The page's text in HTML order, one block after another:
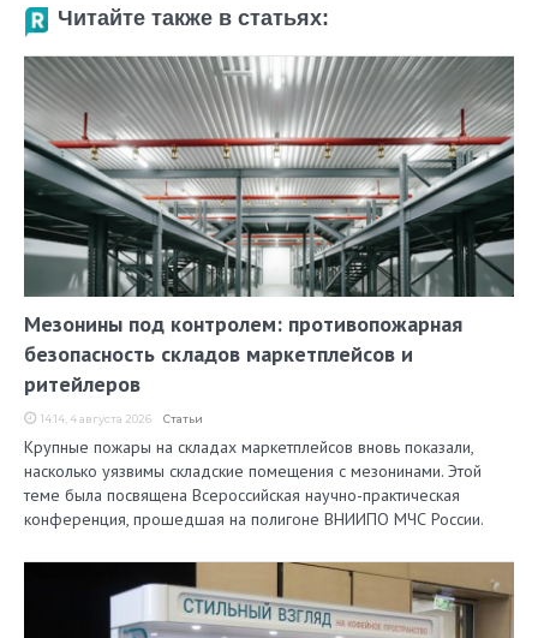
Читайте также в статьях:
Мезонины под контролем: противопожарная
безопасность складов маркетплейсов и
ритейлеров
14:14, 4 августа 2026 Статьи
Крупные пожары на складах маркетплейсов вновь показали,
насколько уязвимы складские помещения с мезонинами. Этой
теме была посвящена Всероссийская научно-практическая
конференция, прошедшая на полигоне ВНИИПО МЧС России.